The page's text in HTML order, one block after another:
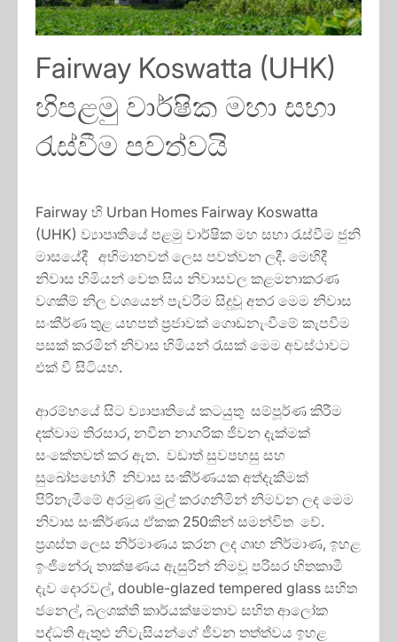
Fairway Koswatta (UHK)
හිපළමු වාර්ෂික මහා සභා
රැස්වීම පවත්වයි
Fairway හි Urban Homes Fairway Koswatta
(UHK) ව්‍යාපෘතියේ පළමු වාර්ෂික මහ සභා රැස්වීම ජුනි
මාසයේදී අභිමානවත් ලෙස පවත්වන ලදී. මෙහිදී
නිවාස හිමියන් වෙත සිය නිවාසවල කළමනාකරණ
වගකීම් නිල වශයෙන් පැවරීම සිදුවූ අතර මෙම නිවාස
සංකීර්ණ තුළ යහපත් ප්‍රජාවක් ගොඩනැංවීමේ කැපවීම
පසක් කරමින් නිවාස හිමියන් රැසක් මෙම අවස්ථාවට
එක් වී සිටියහ.
ආරම්භයේ සිට ව්‍යාපෘතියේ කටයුතු සම්පූර්ණ කිරීම
දක්වාම තිරසාර, නවීන නාගරික ජීවන දැක්මක්
සංකේතවත් කර ඇත. වඩාත් සුවපහසු සහ
සුඛෝපභෝගී නිවාස සංකීර්ණයක අත්දැකීමක්
පිරිනැමීමේ අරමුණ මුල් කරගනිමින් නිමවන ලද මෙම
නිවාස සංකිර්ණය ඒකක 250කින් සමන්විත වේ.
ප්‍රශස්ත ලෙස නිර්මාණය කරන ලද ගෘහ නිර්මාණ, ඉහළ
ඉංජිනේරු තාක්ෂණය ඇසුරින් නිමවූ පරිසර හිතකාමී
දැව දොරවල්, double-glazed tempered glass සහිත
ජනෙල්, බලශක්ති කාර්යක්ෂමතාව සහිත ආලෝක
පද්ධති ඇතුළු නිවැසියන්ගේ ජීවන තත්ත්වය ඉහළ